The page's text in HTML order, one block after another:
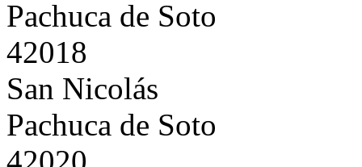
Pachuca de Soto
42018
San Nicolás
Pachuca de Soto